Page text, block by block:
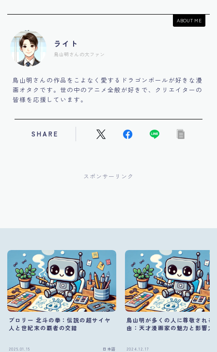
ABOUT ME
ライト
鳥山明さんの大ファン
鳥山明さんの作品をこよなく愛するドラゴンボールが好きな漫
画オタクです。世の中のアニメ全般が好きで、クリエイターの
皆様を応援しています。
SHARE
スポンサーリンク
ブロリー 北斗の拳：伝説の超サイヤ
人と世紀末の覇者の交錯
2025.01.15 日本語
鳥山明が多くの人に尊敬される
由：天才漫画家の魅力と影響力
2024.12.17